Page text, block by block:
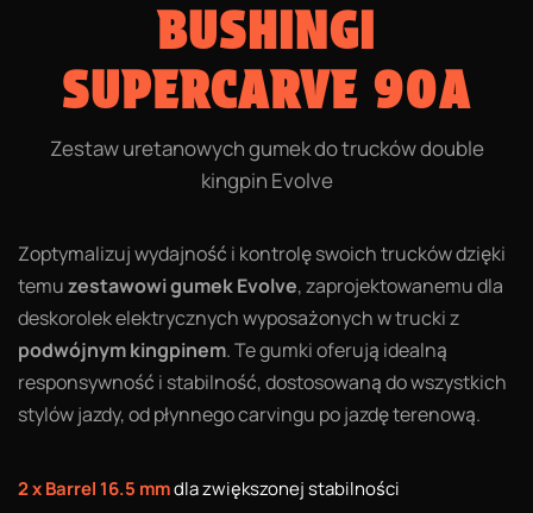
BUSHINGI
SUPERCARVE 90A
Zestaw uretanowych gumek do trucków double
kingpin Evolve
Zoptymalizuj wydajność i kontrolę swoich trucków dzięki
temuzestawowi gumek Evolve, zaprojektowanemu dla
deskorolek elektrycznych wyposażonych w trucki z
podwójnym kingpinem. Te gumki oferują idealną
responsywność i stabilność, dostosowaną do wszystkich
stylów jazdy, od płynnego carvingu po jazdę terenową.
2 x Barrel 16.5 mmdla zwiększonej stabilności